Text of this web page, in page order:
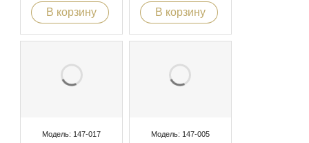
В корзину В корзину
Модель: 147-017 Модель: 147-005